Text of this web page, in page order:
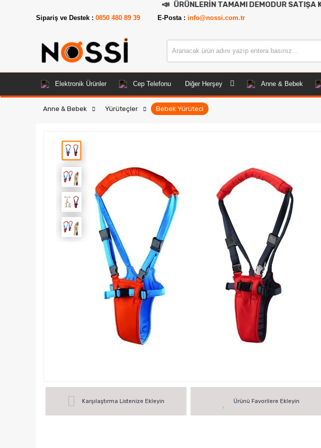
ÜRÜNLERİN TAMAMI DEMODUR SATIŞA KAPALIDIR !
Sipariş ve Destek : 0850 480 89 39 E-Posta :info@nossi.com.tr
Elektronik Ürünler Cep Telefonu Diğer Herşey Anne & Bebek
Anne & Bebek Yürüteçler Bebek Yürüteci
Karşılaştırma Listenize Ekleyin Ürünü Favorilere Ekleyin